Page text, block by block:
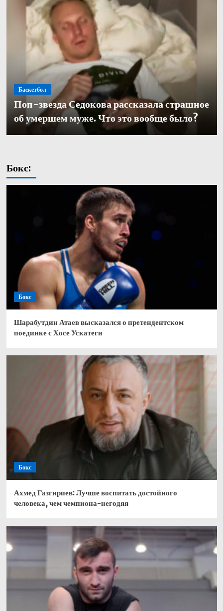
Баскетбол
Поп-звезда Седокова рассказала страшное
об умершем муже. Что это вообще было?
Баскетбол
Александр Церковный покинул должность
генерального директора баскетбольного «Зенита»
Баскетбол
Кулагин — о переходе в «Зенит»: «Довелось
работать с одними из лучших тренеров в нашей части
света. Иванович не исключение»
Бокс:
Бокс
Шарабутдин Атаев высказался о претендентском
поединке с Хосе Ускатеги
Бокс
Ахмед Газгириев: Лучше воспитать достойного
человека, чем чемпиона-негодяя